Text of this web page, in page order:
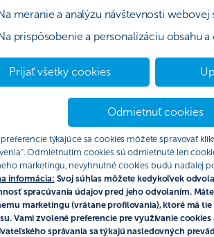
meranie a analýzu návštevnosti webovej
prispôsobenie a personalizáciu obsahu
Prijať všetky cookies
Odmietnuť cookies
preferencie týkajúce sa cookies môžete spravovať
Odmietnutím cookies sú odmietnuté len
marketingu, nevyhnutné cookies budú naďalej
informácia: Svoj súhlas môžete kedykoľvek
spracúvania údajov pred jeho odvolaním.
marketingu (vrátane profilovania), ktoré má
Vami zvolené preferencie pre využívanie
správania sa týkajú nasledovných
výhody
životných túžob v
budúcnosti
Pre